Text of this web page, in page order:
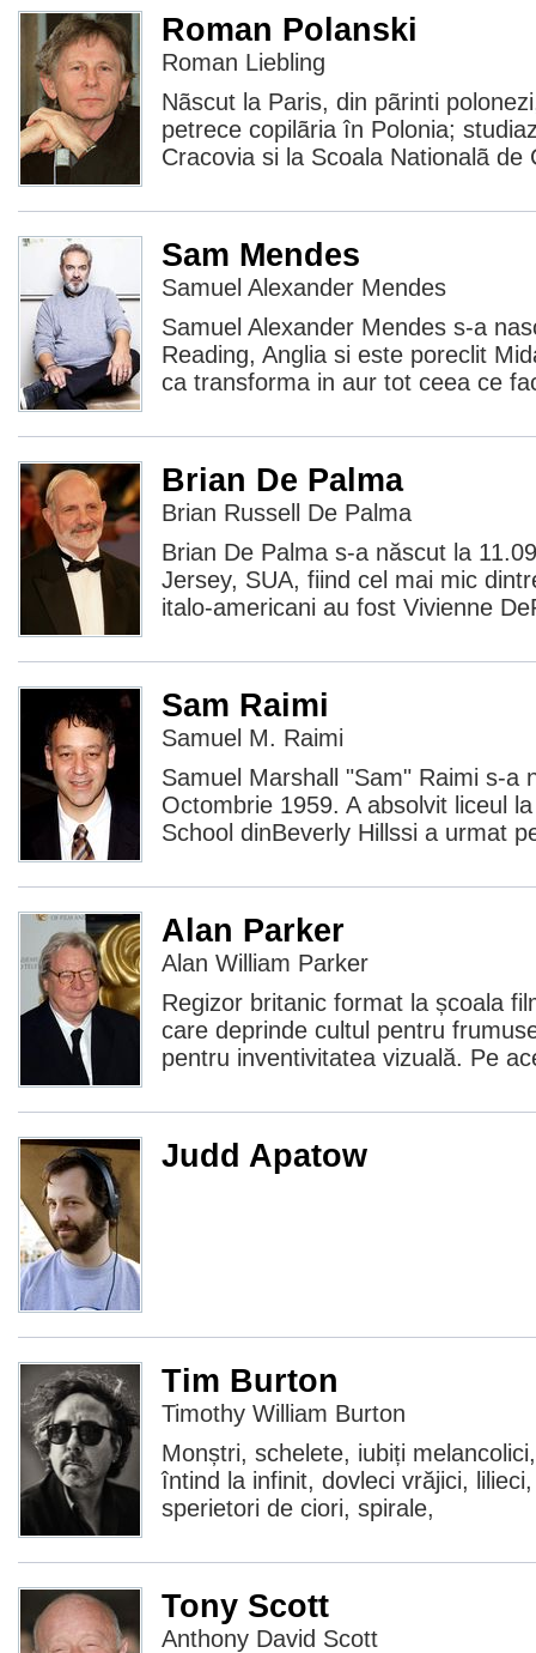
Roman Polanski
Roman Liebling
Nãscut la Paris, din pãrinti
petrece copilãria în Polonia;
Cracovia si la Scoala Nationalã de
Sam Mendes
Samuel Alexander Mendes
Samuel Alexander Mendes s-a
Reading, Anglia si este poreclit
ca transforma in aur tot ceea ce
Brian De Palma
Brian Russell De Palma
Brian De Palma s-a născut la
Jersey, SUA, fiind cel mai mic
italo-americani au fost Vivienne
Sam Raimi
Samuel M. Raimi
Samuel Marshall "Sam" Raimi s-a
Octombrie 1959. A absolvit liceul
School dinBeverly Hillssi a urmat
Alan Parker
Alan William Parker
Regizor britanic format la școala
care deprinde cultul pentru
pentru inventivitatea vizuală. Pe
Judd Apatow
Tim Burton
Timothy William Burton
Monștri, schelete, iubiți
întind la infinit, dovleci vrăjici,
sperietori de ciori, spirale,
Tony Scott
Anthony David Scott